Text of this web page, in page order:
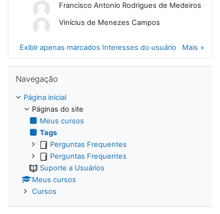
Francisco Antonio Rodrigues de Medeiros
Vinícius de Menezes Campos
Mais
Exibir apenas marcados Interesses do usuário
Navegação
Página inicial
Páginas do site
Meus cursos
Tags
Perguntas Frequentes
Perguntas Frequentes
Suporte a Usuários
Meus cursos
Cursos